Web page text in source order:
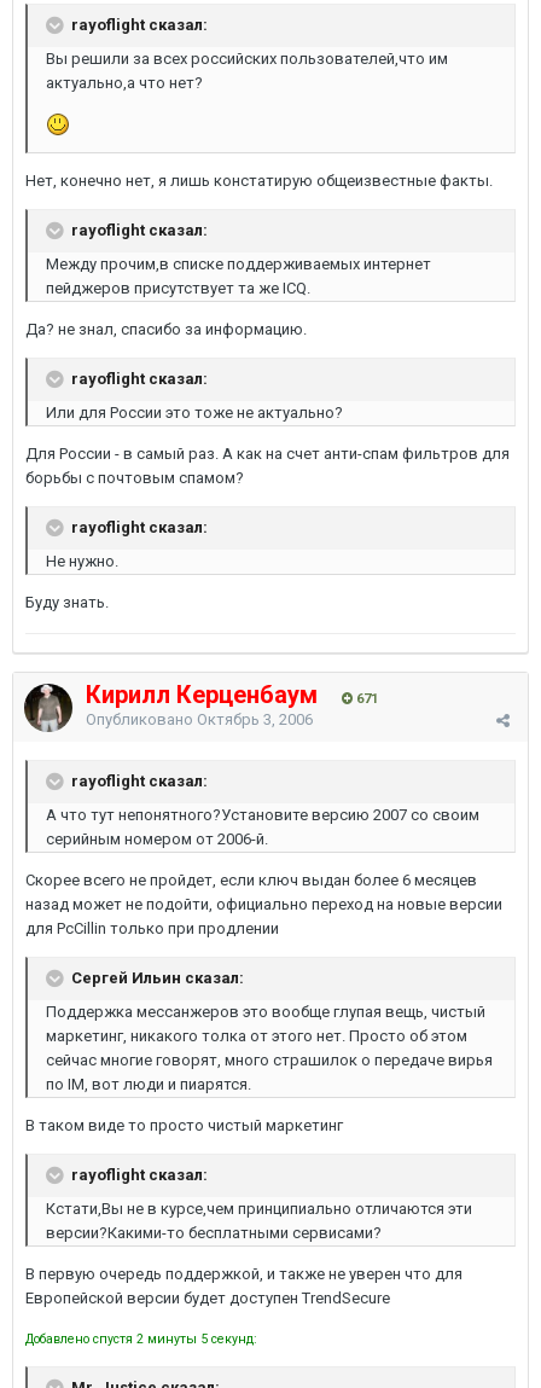
rayoflight сказал:
Вы решили за всех российских пользователей,что им
актуально,а что нет?
Нет, конечно нет, я лишь констатирую общеизвестные факты.
rayoflight сказал:
Между прочим,в списке поддерживаемых интернет
пейджеров присутствует та же ICQ.
Да? не знал, спасибо за информацию.
rayoflight сказал:
Или для России это тоже не актуально?
Для России - в самый раз. А как на счет анти-спам фильтров для
борьбы с почтовым спамом?
rayoflight сказал:
Не нужно.
Буду знать.
Кирилл Керценбаум 671
Опубликовано Октябрь 3, 2006
rayoflight сказал:
А что тут непонятного?Установите версию 2007 со своим
серийным номером от 2006-й.
Скорее всего не пройдет, если ключ выдан более 6 месяцев
назад может не подойти, официально переход на новые версии
для PcCillin только при продлении
Сергей Ильин сказал:
Поддержка мессанжеров это вообще глупая вещь, чистый
маркетинг, никакого толка от этого нет. Просто об этом
сейчас многие говорят, много страшилок о передаче вирья
по IM, вот люди и пиарятся.
В таком виде то просто чистый маркетинг
rayoflight сказал:
Кстати,Вы не в курсе,чем принципиально отличаются эти
версии?Какими-то бесплатными сервисами?
В первую очередь поддержкой, и также не уверен что для
Европейской версии будет доступен TrendSecure
Добавлено спустя 2 минуты 5 секунд: